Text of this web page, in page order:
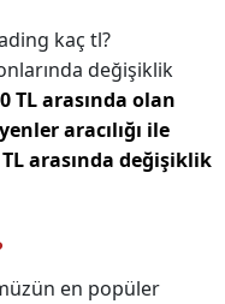
kaç tl?
değişiklik
TL arasında olan
aracılığı ile
TL arasında değişiklik
en popüler